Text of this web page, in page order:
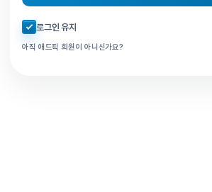
자동로그인 체크
로그인 유지
아직 애드픽 회원이 아니신가요?